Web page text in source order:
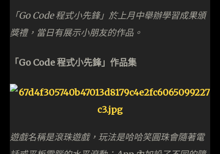
「Go Code 程式小先鋒」於上月中舉辦學習成果頒
獎禮，當日有展示小朋友的作品。
「Go Code 程式小先鋒」作品集
遊戲名稱是滾珠遊戲，玩法是哈哈笑圓珠會隨著電